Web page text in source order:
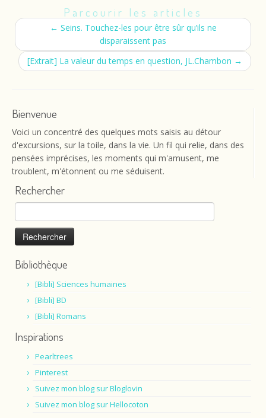
Parcourir les articles
← Seins. Touchez-les pour être sûr qu’ils ne
disparaissent pas
[Extrait] La valeur du temps en question, JL.Chambon →
Bienvenue
Voici un concentré des quelques mots saisis au détour
d'excursions, sur la toile, dans la vie. Un fil qui relie, dans des
pensées imprécises, les moments qui m'amusent, me
troublent, m'étonnent ou me séduisent.
Rechercher
Rechercher :
Bibliothèque
[Bibli] Sciences humaines
[Bibli] BD
[Bibli] Romans
Inspirations
Pearltrees
Pinterest
Suivez mon blog sur Bloglovin
Suivez mon blog sur Hellocoton